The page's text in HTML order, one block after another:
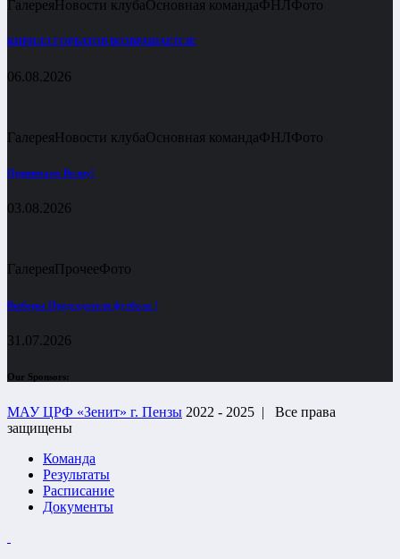
Галерея Новости клубаОсновная командаФНЛ Фото
КИРИЛЛ ГОРБАТОВ ВОЗВРАЩАЕТСЯ!
06.08.2026
ГалереяНовости клубаОсновная командаФНЛФото
Принимаем Волну!
03.08.2026
ГалереяПрочееФото
Выборы Председателя футбола !
31.07.2026
Our Sponsors:
МАУ ЦРФ «Зенит» г. Пензы 2022 - 2025 | Все права
защищены
Команда
Результаты
Расписание
Документы